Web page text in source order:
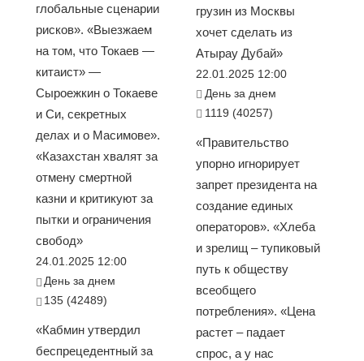
глобальные сценарии
рисков». «Выезжаем
на том, что Токаев —
китаист» —
Сыроежкин о Токаеве
и Си, секретных
делах и о Масимове».
«Казахстан хвалят за
отмену смертной
казни и критикуют за
пытки и ограничения
свобод»
24.01.2025 12:00
День за днем
135 (42489)
«Кабмин утвердил
беспрецедентный за
грузин из Москвы
хочет сделать из
Атырау Дубай»
22.01.2025 12:00
День за днем
1119 (40257)
«Правительство
упорно игнорирует
запрет президента на
создание единых
операторов». «Хлеба
и зрелищ – тупиковый
путь к обществу
всеобщего
потребления». «Цена
растет – падает
спрос, а у нас